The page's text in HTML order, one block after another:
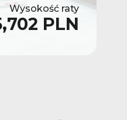
Wysokość raty
PLN